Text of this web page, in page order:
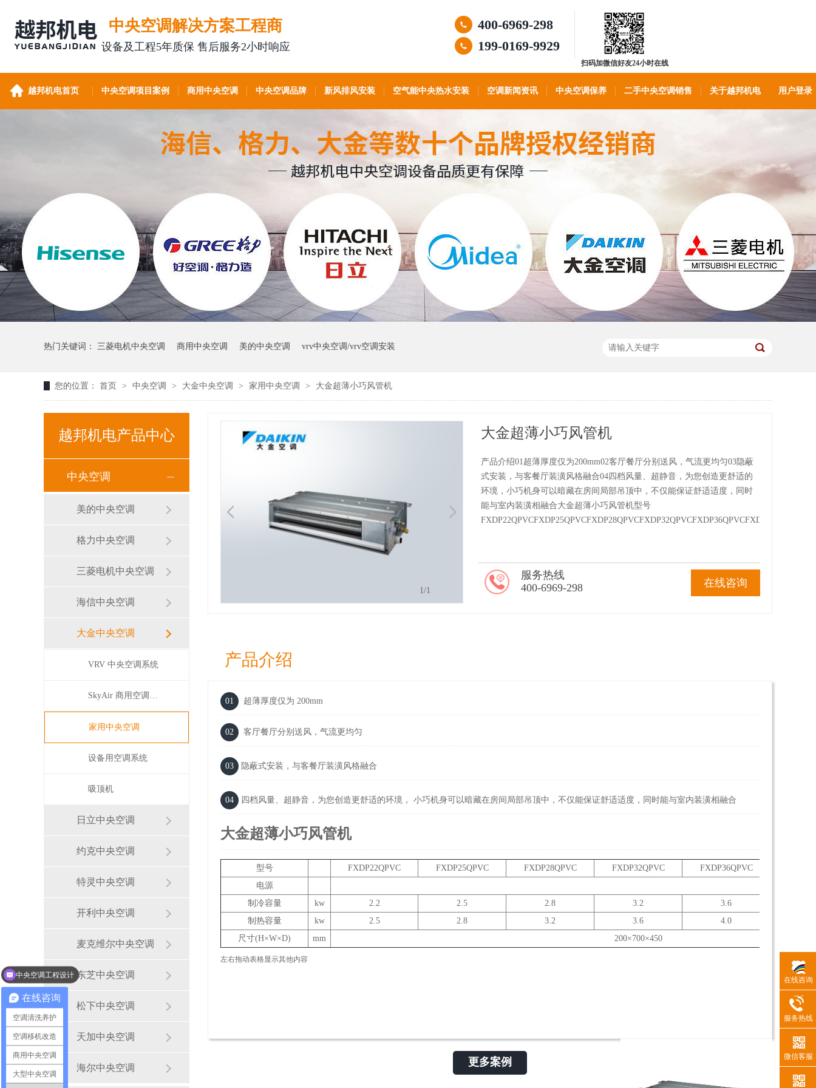
中央空调解决方案工程商
设备及工程5年质保 售后服务2小时响应
400-6969-298
199-0169-9929
扫码加微信好友24小时在线
越邦机电首页 中央空调项目案例 商用中央空调 中央空调品牌 新风排风安装 空气能中央热水安装 空调新闻资讯 中央空调保养 二手中央空调销售 关于越邦机电 用户登录
热门关键词： 三菱电机中央空调 商用中央空调 美的中央空调 vrv中央空调/vrv空调安装
您的位置： 首页 > 中央空调 > 大金中央空调 > 家用中央空调 > 大金超薄小巧风管机
越邦机电产品中心
中央空调
美的中央空调
格力中央空调
三菱电机中央空调
海信中央空调
大金中央空调
VRV 中央空调系统
SkyAir 商用空调系统
家用中央空调
设备用空调系统
吸顶机
日立中央空调
约克中央空调
特灵中央空调
开利中央空调
麦克维尔中央空调
东芝中央空调
松下中央空调
天加中央空调
海尔中央空调
1/1
大金超薄小巧风管机
产品介绍01超薄厚度仅为200mm02客厅餐厅分别送风，气流更均匀03隐蔽
式安装，与客餐厅装潢风格融合04四档风量、超静音，为您创造更舒适的
环境，小巧机身可以暗藏在房间局部吊顶中，不仅能保证舒适适度，同时
能与室内装潢相融合大金超薄小巧风管机型号
在线咨询
服务热线
400-6969-298
产品介绍
01 超薄厚度仅为 200mm
02 客厅餐厅分别送风，气流更均匀
03 隐蔽式安装，与客餐厅装潢风格融合
04 四档风量、超静音，为您创造更舒适的环境， 小巧机身可以暗藏在房间局部吊顶中，不仅能保证舒适适度，同时能与室内装潢相融合
大金超薄小巧风管机
型号 FXDP22QPVC FXDP25QPVC FXDP28QPVC FXDP32QPVC FXDP36QPVC
电源
制冷容量
kw 2.2 2.5 2.8 3.2 3.6
制热容量
kw 2.5 2.8 3.2 3.6 4.0
尺寸(H×W×D)
mm 200×700×450
左右拖动表格显示其他内容
更多案例
在线咨询
服务热线
微信客服
在线咨询
空调清洗养护
空调移机改造
商用中央空调
大型中央空调
中央空调工程设计
通风系统和新风系统